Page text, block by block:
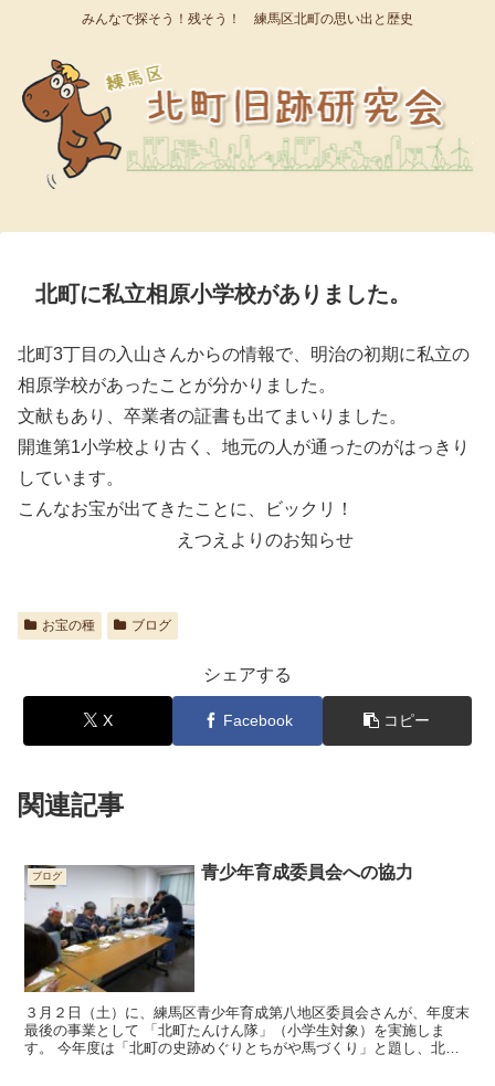
みんなで探そう！残そう！ 練馬区北町の思い出と歴史
北町に私立相原小学校がありました。
北町3丁目の入山さんからの情報で、明治の初期に私立の
相原学校があったことが分かりました。
文献もあり、卒業者の証書も出てまいりました。
開進第1小学校より古く、地元の人が通ったのがはっきり
しています。
こんなお宝が出てきたことに、ビックリ！
えつえよりのお知らせ
お宝の種 ブログ
シェアする
X Facebook コピー
関連記事
ブログ 青少年育成委員会への協力
３月２日（土）に、練馬区青少年育成第八地区委員会さんが、年度末
最後の事業として 「北町たんけん隊」（小学生対象）を実施しま
す。 今年度は「北町の史跡めぐりとちがや馬づくり」と題し、北町